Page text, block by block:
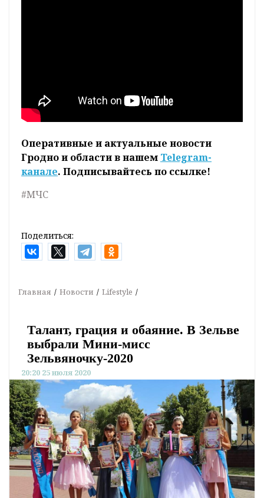
Оперативные и актуальные новости
Гродно и области в нашем Telegram-
канале. Подписывайтесь по ссылке!
#МЧС
Поделиться:
Главная Новости Lifestyle
Талант, грация и обаяние. В Зельве
выбрали Мини-мисс
Зельвяночку-2020
20:20 25 июля 2020